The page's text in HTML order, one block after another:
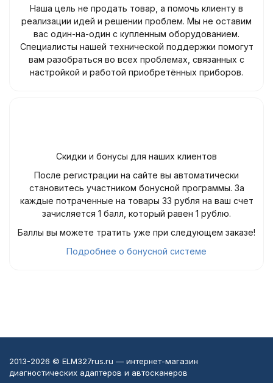
Наша цель не продать товар, а помочь клиенту в
реализации идей и решении проблем. Мы не оставим
вас один-на-один с купленным оборудованием.
Специалисты нашей технической поддержки помогут
вам разобраться во всех проблемах, связанных с
настройкой и работой приобретённых приборов.
Скидки и бонусы для наших клиентов
После регистрации на сайте вы автоматически
становитесь участником бонусной программы. За
каждые потраченные на товары 33 рубля на ваш счет
зачисляется 1 балл, который равен 1 рублю.
Баллы вы можете тратить уже при следующем заказе!
Подробнее о бонусной системе
2013-2026 © ELM327rus.ru — интернет-магазин
диагностических адаптеров и автосканеров